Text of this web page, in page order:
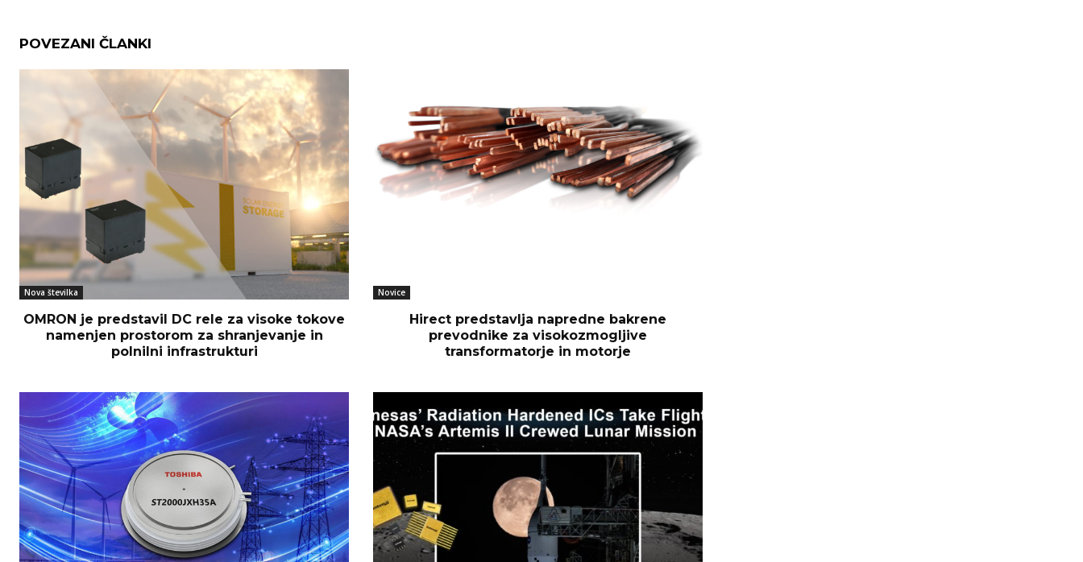
POVEZANI ČLANKI
Nova številka
OMRON je predstavil DC rele za visoke tokove
namenjen prostorom za shranjevanje in
polnilni infrastrukturi
Novice
Hirect predstavlja napredne bakrene
prevodnike za visokozmogljive
transformatorje in motorje